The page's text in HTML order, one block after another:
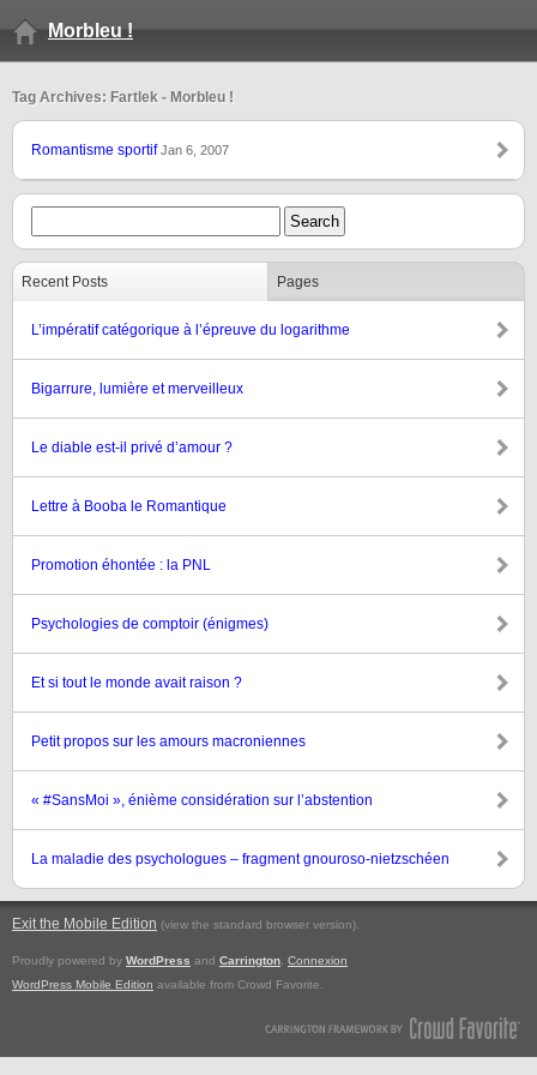
Morbleu !
Tag Archives: Fartlek - Morbleu !
Romantisme sportifJan 6, 2007
Recent Posts Pages
L’impératif catégorique à l’épreuve du logarithme
Bigarrure, lumière et merveilleux
Le diable est-il privé d’amour ?
Lettre à Booba le Romantique
Promotion éhontée : la PNL
Psychologies de comptoir (énigmes)
Et si tout le monde avait raison ?
Petit propos sur les amours macroniennes
« #SansMoi », énième considération sur l’abstention
La maladie des psychologues – fragment gnouroso-nietzschéen
Exit the Mobile Edition (view the standard browser version).
Proudly powered by WordPress and Carrington Connexion
WordPress Mobile Edition available from Crowd Favorite.